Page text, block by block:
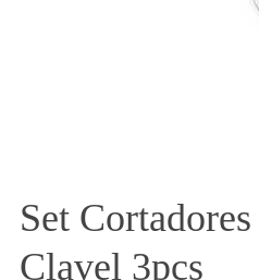
Set
Clavel 3pcs